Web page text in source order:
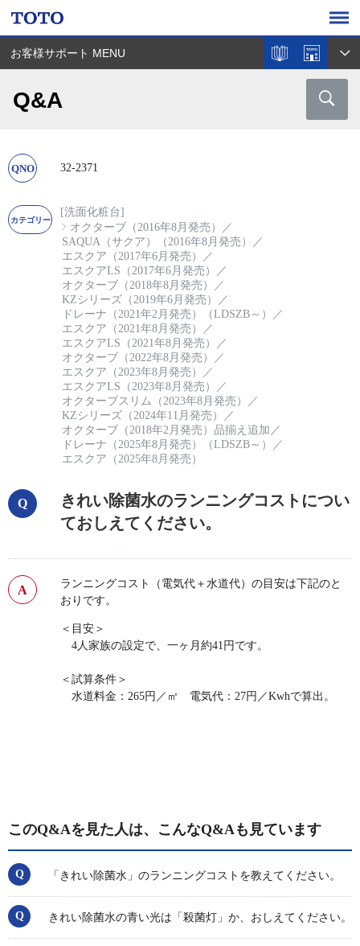
お客様サポート MENU
Q&A
32-2371
[洗面化粧台]
オクターブ（2016年8月発売）
／
SAQUA（サクア）（2016年8月発売）
／
エスクア（2017年6月発売）
／
エスクアLS（2017年6月発売）
／
オクターブ（2018年8月発売）
／
KZシリーズ（2019年6月発売）
／
ドレーナ（2021年2月発売）（LDSZB～）
／
エスクア（2021年8月発売）
／
エスクアLS（2021年8月発売）
／
オクターブ（2022年8月発売）
／
エスクア（2023年8月発売）
／
エスクアLS（2023年8月発売）
／
オクターブスリム（2023年8月発売）
／
KZシリーズ（2024年11月発売）
／
オクターブ（2018年2月発売）品揃え追加 ／
ドレーナ（2025年8月発売）（LDSZB～）
／
エスクア（2025年8月発売）
きれい除菌水のランニングコストについ
ておしえてください。
ランニングコスト（電気代＋水道代）の目安は下記のと
おりです。
＜目安＞
4人家族の設定で、一ヶ月約41円です。
＜試算条件＞
水道料金：265円／㎥ 電気代：27円／Kwhで算出。
このQ&Aを見た人は、こんなQ&Aも見ています
「きれい除菌水」のランニングコストを教えてください。
きれい除菌水の青い光は「殺菌灯」か、おしえてください。